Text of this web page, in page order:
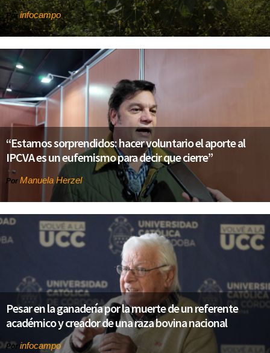
Porinfocampo
“Estamos sorprendidos: hacer voluntario el aporte al
IPCVA es un eufemismo para decir que cierre”
Por Manuela Herzel
Pesar en la ganadería por la muerte de un referente
académico y creador de una raza bovina nacional
Por infocampo